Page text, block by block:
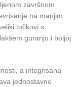
završnom
na manjim
točkovi s
guranju i boljoj
a integrisana
jednostavno